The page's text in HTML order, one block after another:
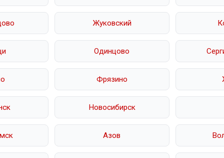
Жуковский
Одинцово
Фрязино
Новосибирск
Азов